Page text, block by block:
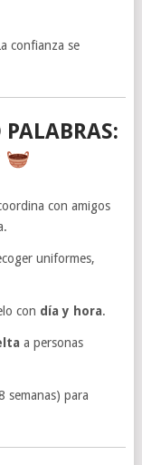
confianza se
con amigos
uniformes,
con día y hora.
a personas
semanas) para